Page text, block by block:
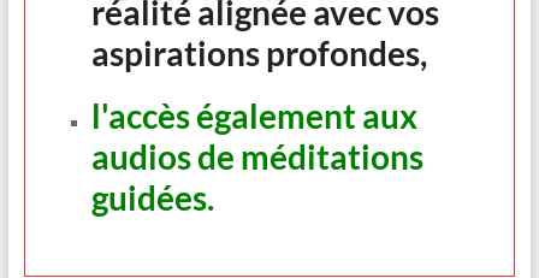
réalité alignée avec vos
aspirations profondes,
l'accès également aux
audios de méditations
guidées.